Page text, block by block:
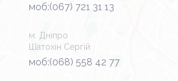
моб:(067) 721 31 13
м. Дніпро
Шатохін Сергій
моб:(068) 558 42 77